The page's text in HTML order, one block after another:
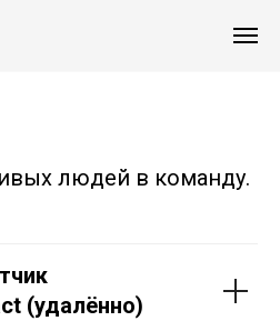
людей в команду.
(удалённо)